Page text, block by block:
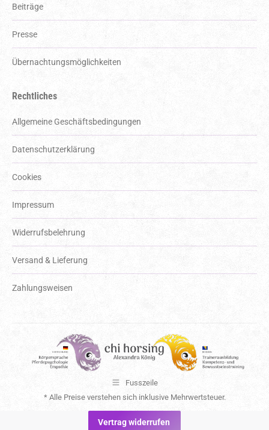
Beiträge
Presse
Über­nachtungs­möglich­keiten
Rechtliches
Allgemeine Geschäftsbedingungen
Datenschutzerklärung
Cookies
Impressum
Widerrufsbelehrung
Versand & Lieferung
Zahlungsweisen
Fusszeile
* Alle Preise verstehen sich inklusive Mehrwertsteuer.
Vertrag widerrufen